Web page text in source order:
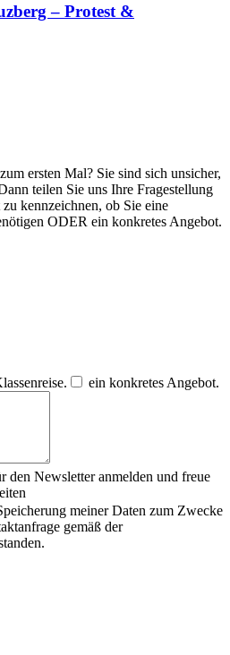
– Protest &
ersten Mal? Sie sind sich unsicher,
teilen Sie uns Ihre Fragestellung
kennzeichnen, ob Sie eine
ODER ein konkretes Angebot.
ein konkretes Angebot.
den Newsletter anmelden und freue
meiner Daten zum Zwecke
gemäß der